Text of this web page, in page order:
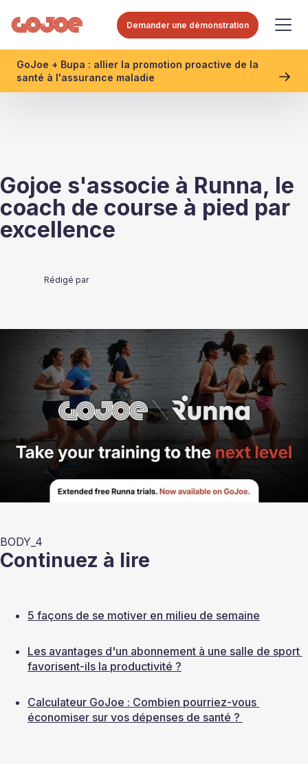
Demander une démonstration
GoJoe + Bupa : allier la promotion proactive de la
santé à l'assurance maladie
Gojoe s'associe à Runna, le
coach de course à pied par
excellence
Rédigé par
BODY_4
Continuez à lire
5 façons de se motiver en milieu de semaine
Les avantages d'un abonnement à une salle de sport
favorisent-ils la productivité ?
Calculateur GoJoe : Combien pourriez-vous
économiser sur vos dépenses de santé ?